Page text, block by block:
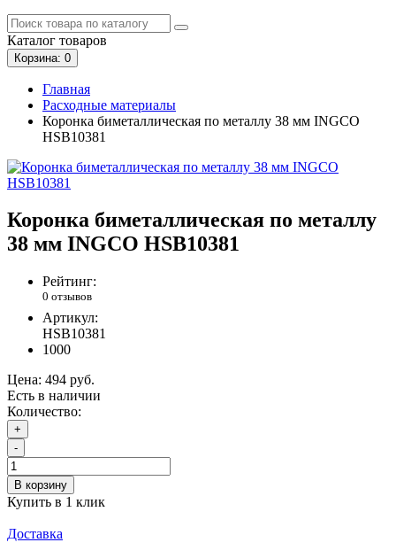
Каталог товаров
Корзина: 0
Главная
Расходные материалы
Коронка биметаллическая по металлу 38 мм INGCO
HSB10381
Коронка биметаллическая по металлу
38 мм INGCO HSB10381
Рейтинг:
0 отзывов
Артикул:
HSB10381
1000
Цена: 494 руб.
Есть в наличии
Количество:
+
-
В корзину
Купить в 1 клик
Доставка